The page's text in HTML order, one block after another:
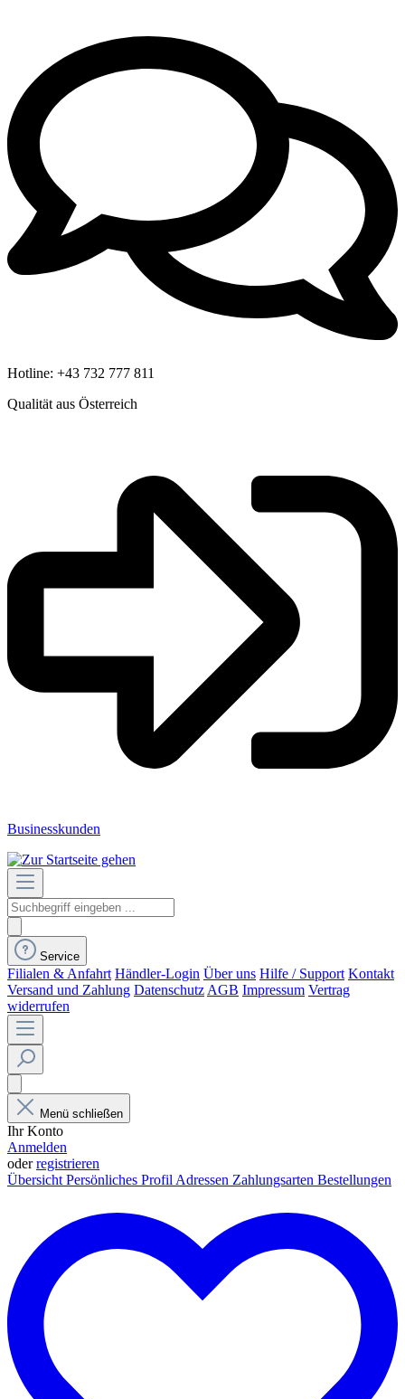
Hotline: +43 732 777 811
Qualität aus Österreich
Businesskunden
Service
Filialen & Anfahrt Händler-Login Über uns Hilfe / Support Kontakt
Versand und Zahlung Datenschutz AGB Impressum Vertrag
widerrufen
Menü schließen
Ihr Konto
Anmelden
oderregistrieren
Übersicht Persönliches Profil Adressen Zahlungsarten Bestellungen